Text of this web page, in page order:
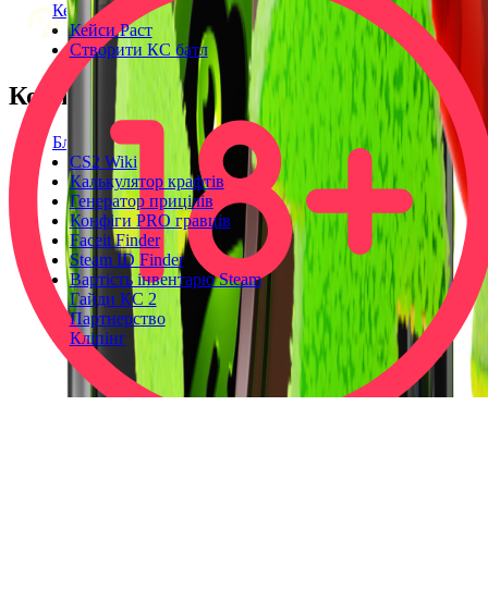
Кейси КС2
Кейси Раст
Створити КС батл
Корисне
Блог
CS2 Wiki
Калькулятор крафтів
Генератор прицілів
Конфіги PRO гравців
Faceit Finder
Steam ID Finder
Вартість інвентарю Steam
Гайди КС 2
Партнерство
Кліпінг